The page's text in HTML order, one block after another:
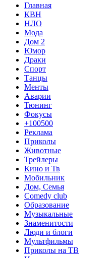
Главная
КВН
НЛО
Мода
Дом 2
Юмор
Драки
Спорт
Танцы
Менты
Аварии
Тюнинг
Фокусы
+100500
Реклама
Приколы
Животные
Трейлеры
Кино и Тв
Мобильник
Дом, Семья
Comedy club
Образование
Музыкальные
Знаменитости
Люди и блоги
Мультфильмы
Приколы на ТВ